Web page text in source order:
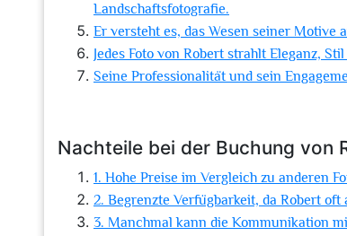
Landschaftsfotografie.
Er versteht es, das Wesen seiner Motive
Jedes Foto von Robert strahlt Eleganz,
Seine Professionalität und sein
Nachteile bei der Buchung von
1. Hohe Preise im Vergleich zu anderen
2. Begrenzte Verfügbarkeit, da Robert oft
3. Manchmal kann die Kommunikation